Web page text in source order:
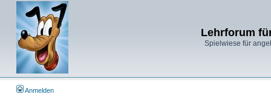
Lehrforum
Spielwiese für
Anmelden